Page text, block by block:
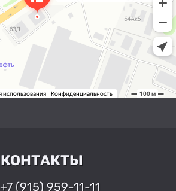
КОНТАКТЫ
+7 (915) 959-11-11